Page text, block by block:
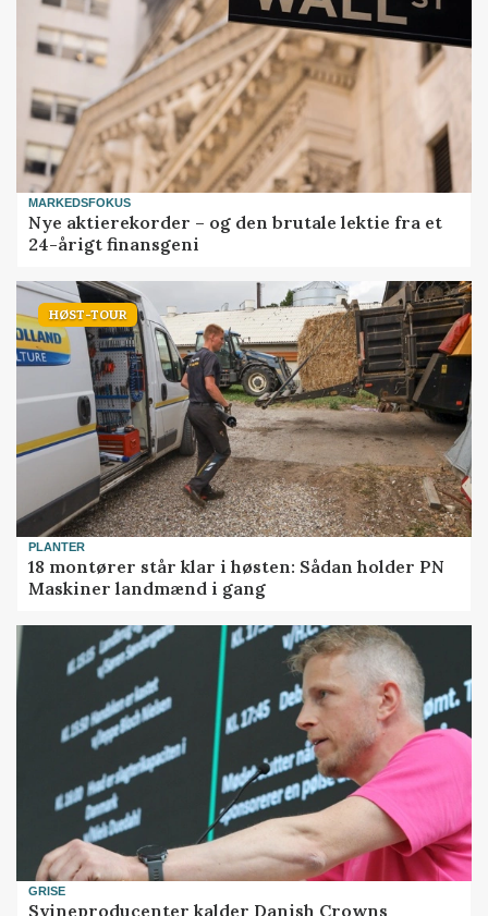
MARKEDSFOKUS
Nye aktierekorder – og den brutale lektie fra et
24-årigt finansgeni
HØST-TOUR
PLANTER
18 montører står klar i høsten: Sådan holder PN
Maskiner landmænd i gang
GRISE
Svineproducenter kalder Danish Crowns